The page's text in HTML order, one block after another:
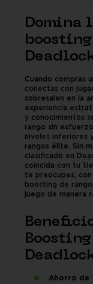
Domina
Cuando compras
conectas con
sobresalen en la
experiencia
y conocimientos
rango sin
niveles inferiores
rangos élite. Sin
clasificado en
coincida con tu
te preocupes, con
boosting de
juego de manera
Ahorro de